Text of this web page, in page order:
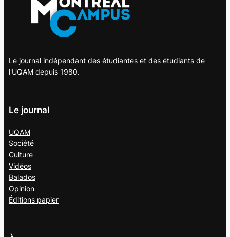
Le journal indépendant des étudiantes et des étudiants de
l'UQAM depuis 1980.
Le journal
UQAM
Société
Culture
Vidéos
Balados
Opinion
Éditions papier